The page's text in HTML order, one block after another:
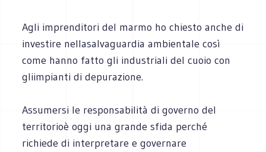
Agli imprenditori del marmo ho chiesto anche di
investire nellasalvaguardia ambientale così
come hanno fatto gli industriali del cuoio con
gliimpianti di depurazione.
Assumersi le responsabilità di governo del
territorioè oggi una grande sfida perché
richiede di interpretare e governare